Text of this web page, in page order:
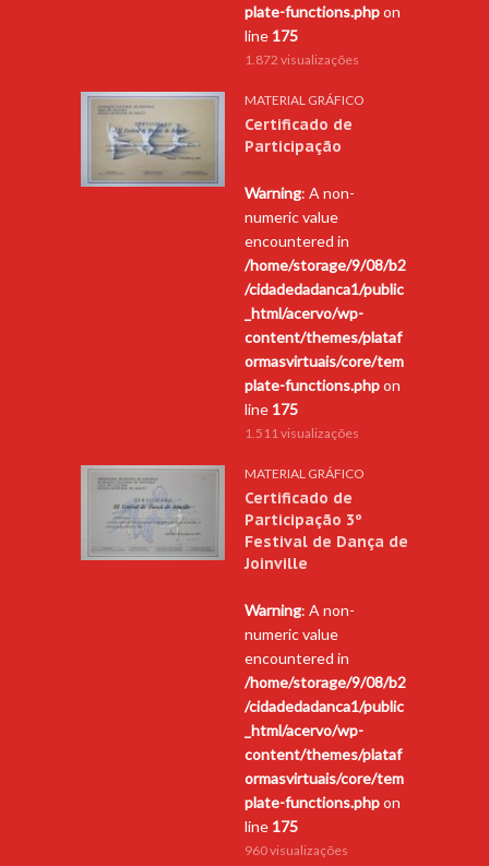
plate-functions.phpon
line 175
1.872 visualizações
MATERIAL GRÁFICO
Certificado de
Participação
Warning: A non-
numeric value
encountered in
/home/storage/9/08/b2
/cidadedadanca1/public
_html/acervo/wp-
content/themes/plataf
ormasvirtuais/core/tem
plate-functions.phpon
line 175
1.511 visualizações
MATERIAL GRÁFICO
Certificado de
Participação 3º
Festival de Dança de
Joinville
Warning: A non-
numeric value
encountered in
/home/storage/9/08/b2
/cidadedadanca1/public
_html/acervo/wp-
content/themes/plataf
ormasvirtuais/core/tem
plate-functions.phpon
line 175
960 visualizações